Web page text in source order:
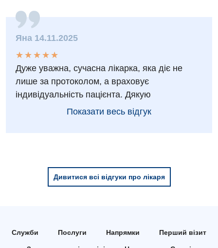
Дитяча урологія
Педіатрія
Яна 14.11.2025
★
★
★
★
★
★ ★ ★ ★ ★
Дуже уважна, сучасна лікарка, яка діє не
лише за протоколом, а враховує
індивідуальність пацієнта. Дякую
Показати весь відгук
Дивитися всі відгуки про лікаря
Служби Послуги Напрямки Перший візит